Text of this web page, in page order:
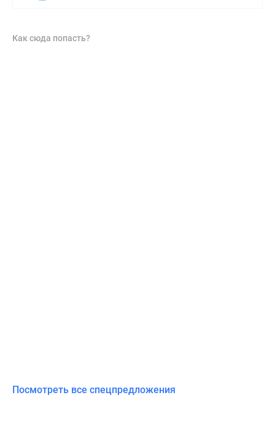
Как сюда попасть?
Посмотреть все спецпредложения